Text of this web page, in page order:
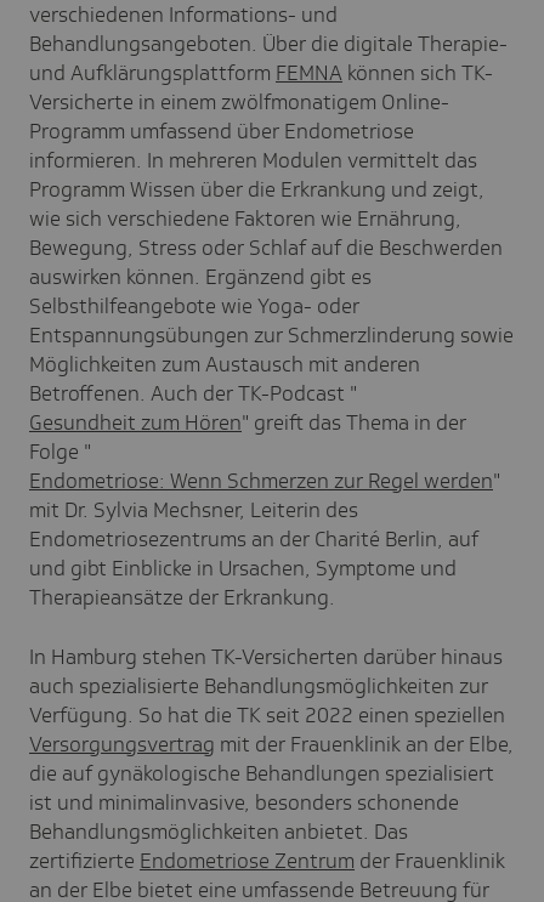
verschiedenen Informations- und
Behandlungsangeboten. Über die digitale Therapie-
und Aufklärungsplattform FEMNA können sich TK-
Versicherte in einem zwölfmonatigem Online-
Programm umfassend über Endometriose
informieren. In mehreren Modulen vermittelt das
Programm Wissen über die Erkrankung und zeigt,
wie sich verschiedene Faktoren wie Ernährung,
Bewegung, Stress oder Schlaf auf die Beschwerden
auswirken können. Ergänzend gibt es
Selbsthilfeangebote wie Yoga- oder
Entspannungsübungen zur Schmerzlinderung sowie
Möglichkeiten zum Austausch mit anderen
Betroffenen. Auch der TK-Podcast "
Gesundheit zum Hören" greift das Thema in der
Folge "
Endometriose: Wenn Schmerzen zur Regel werden"
mit Dr. Sylvia Mechsner, Leiterin des
Endometriosezentrums an der Charité Berlin, auf
und gibt Einblicke in Ursachen, Symptome und
Therapieansätze der Erkrankung.
In Hamburg stehen TK-Versicherten darüber hinaus
auch spezialisierte Behandlungsmöglichkeiten zur
Verfügung. So hat die TK seit 2022 einen speziellen
Versorgungsvertrag mit der Frauenklinik an der Elbe,
die auf gynäkologische Behandlungen spezialisiert
ist und minimalinvasive, besonders schonende
Behandlungsmöglichkeiten anbietet. Das
zertifizierte Endometriose Zentrum der Frauenklinik
an der Elbe bietet eine umfassende Betreuung für